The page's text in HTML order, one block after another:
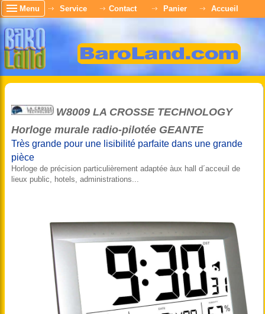
Menu Service Contact Panier Accueil
W8009 LA CROSSE TECHNOLOGY
Horloge murale radio-pilotée GEANTE
Très grande pour une lisibilité parfaite dans une grande
pièce
Horloge de précision particulièrement adaptée àux hall d´acceuil de
lieux public, hotels, administrations...